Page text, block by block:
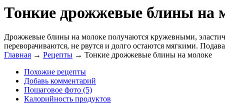
Тонкие дрожжевые блины на
Дрожжевые блины на молоке получаются кружевными,
переворачиваются, не рвутся и долго остаются мягкими.
Главная → Рецепты → Тонкие дрожжевые блины на молоке
Похожие рецепты
Добавь комментарий
Пошаговое фото (5)
Калорийность продуктов